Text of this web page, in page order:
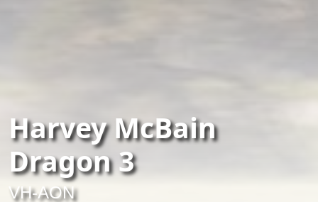
Harvey McBain
Dragon 3
VH-AON